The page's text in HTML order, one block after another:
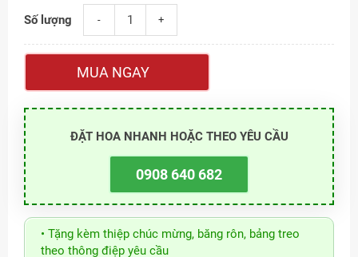
Số lượng - +
MUA NGAY
ĐẶT HOA NHANH HOẶC THEO YÊU CẦU
0908 640 682
• Tặng kèm thiệp chúc mừng, băng rôn, bảng treo
theo thông điệp yêu cầu